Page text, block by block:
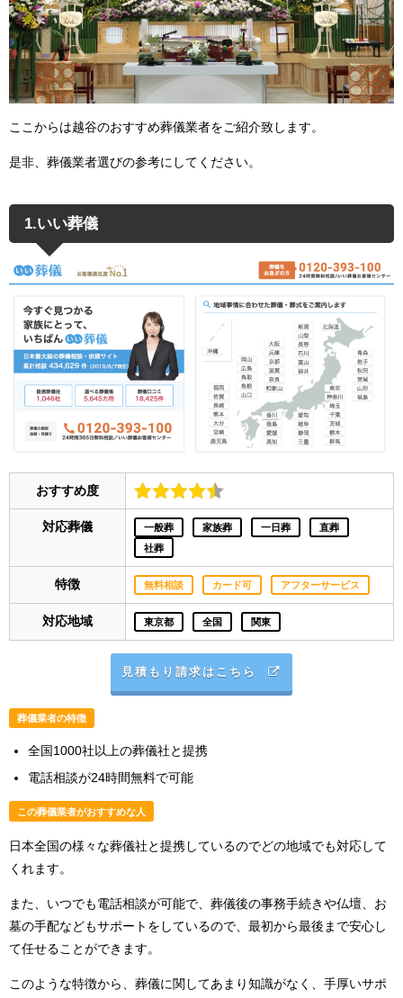
ここからは越谷のおすすめ葬儀業者をご紹介致します。
是非、葬儀業者選びの参考にしてください。
1.いい葬儀
おすすめ度
対応葬儀 一般葬 家族葬 一日葬
直葬
社葬
特徴 無料相談 カード可 アフターサービス
対応地域 東京都 全国 関東
見積もり請求はこちら
葬儀業者の特徴
全国1000社以上の葬儀社と提携
電話相談が24時間無料で可能
この葬儀業者がおすすめな人
日本全国の様々な葬儀社と提携しているのでどの地域でも対応して
くれます。
また、いつでも電話相談が可能で、葬儀後の事務手続きや仏壇、お
墓の手配などもサポートをしているので、最初から最後まで安心し
て任せることができます。
このような特徴から、葬儀に関してあまり知識がなく、手厚いサポ